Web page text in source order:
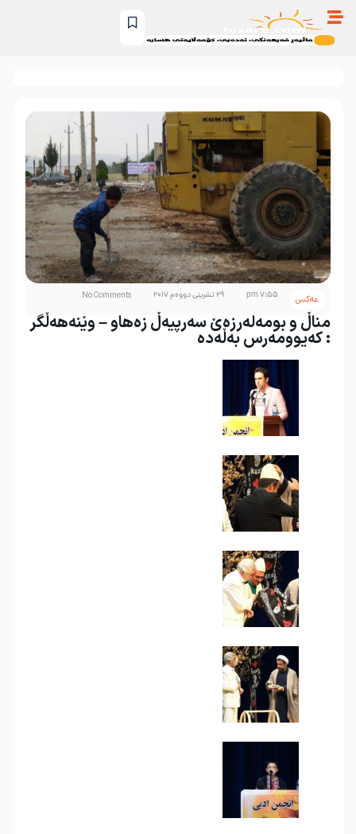
عه‌کس 7:55 pm 29 تشرینی دووەم 2017 No Comments
مناڵ و بومەلەرزەێ سەرپیەڵ زەهاو – وێنەهەڵگر
: کەیوومەرس بەڵەدە